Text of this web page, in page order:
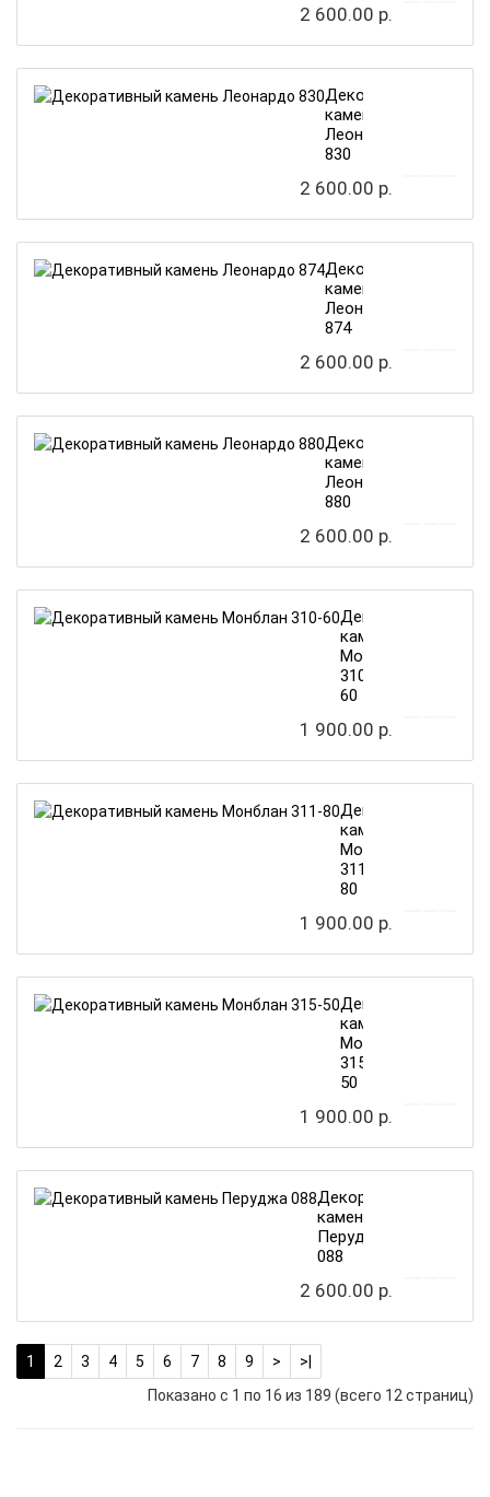
2 600.00 р.
Декоративный
камень
Леонардо
830
2 600.00 р.
Декоративный
камень
Леонардо
874
2 600.00 р.
Декоративный
камень
Леонардо
880
2 600.00 р.
Декоративный
камень
Монблан
310-
60
1 900.00 р.
Декоративный
камень
Монблан
311-
80
1 900.00 р.
Декоративный
камень
Монблан
315-
50
1 900.00 р.
Декоративный
камень
Перуджа
088
2 600.00 р.
1 2 3 4 5 6 7 8 9 >
>|
Показано с 1 по 16 из 189 (всего 12 страниц)